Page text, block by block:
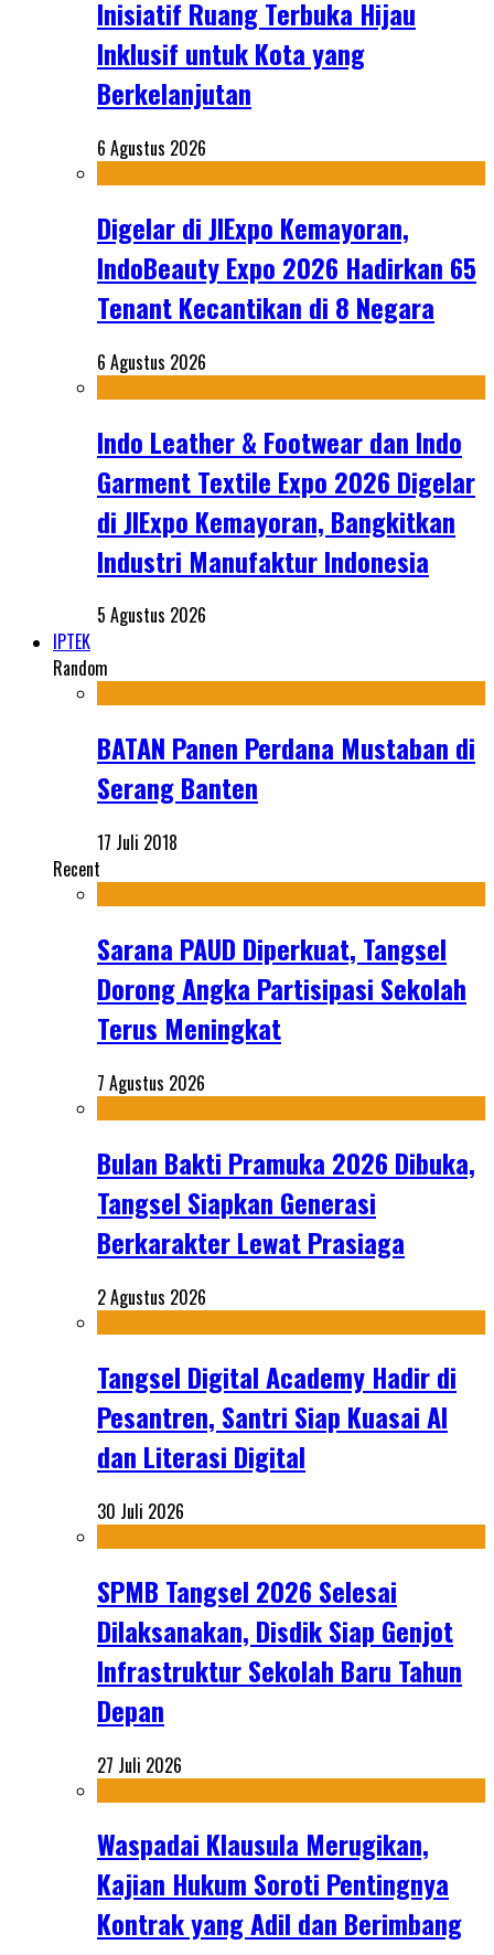
Inisiatif Ruang Terbuka Hijau
Inklusif untuk Kota yang
Berkelanjutan
6 Agustus 2026
Digelar di JIExpo Kemayoran,
IndoBeauty Expo 2026 Hadirkan 65
Tenant Kecantikan di 8 Negara
6 Agustus 2026
Indo Leather & Footwear dan Indo
Garment Textile Expo 2026 Digelar
di JIExpo Kemayoran, Bangkitkan
Industri Manufaktur Indonesia
5 Agustus 2026
IPTEK
Random
BATAN Panen Perdana Mustaban di
Serang Banten
17 Juli 2018
Recent
Sarana PAUD Diperkuat, Tangsel
Dorong Angka Partisipasi Sekolah
Terus Meningkat
7 Agustus 2026
Bulan Bakti Pramuka 2026 Dibuka,
Tangsel Siapkan Generasi
Berkarakter Lewat Prasiaga
2 Agustus 2026
Tangsel Digital Academy Hadir di
Pesantren, Santri Siap Kuasai AI
dan Literasi Digital
30 Juli 2026
SPMB Tangsel 2026 Selesai
Dilaksanakan, Disdik Siap Genjot
Infrastruktur Sekolah Baru Tahun
Depan
27 Juli 2026
Waspadai Klausula Merugikan,
Kajian Hukum Soroti Pentingnya
Kontrak yang Adil dan Berimbang